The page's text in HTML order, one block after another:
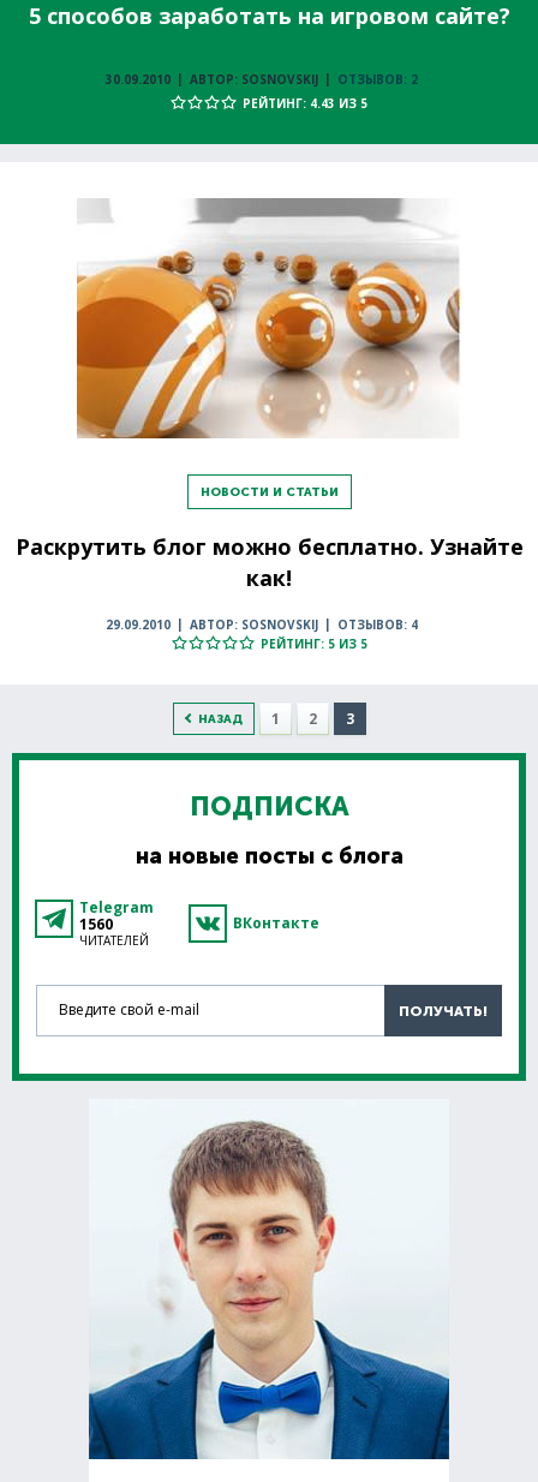
5 способов заработать на игровом сайте?
30.09.2010 АВТОР: SOSNOVSKIJ
ОТЗЫВОВ: 2
РЕЙТИНГ: 4.43 ИЗ 5
НОВОСТИ И СТАТЬИ
Раскрутить блог можно бесплатно. Узнайте
как!
29.09.2010 АВТОР: SOSNOVSKIJ
ОТЗЫВОВ: 4
РЕЙТИНГ: 5 ИЗ 5
НАЗАД 1 2 3
ПОДПИСКА
на новые посты с блога
Telegram
1560
ЧИТАТЕЛЕЙ
ВКонтакте
Введите свой e-mail
ПОЛУЧАТЬ!